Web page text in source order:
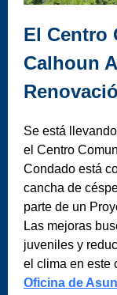
El Centro
Calhoun
Se está
el Centro
Condado está
cancha de
parte de un
Las mejoras
juveniles y
el clima en este
Oficina de